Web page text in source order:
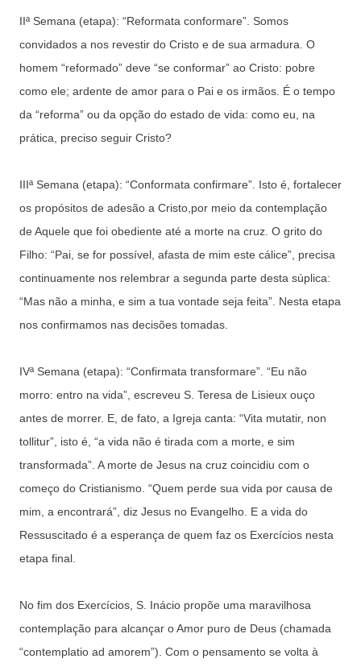
IIª Semana (etapa): “Reformata conformare”. Somos
convidados a nos revestir do Cristo e de sua armadura. O
homem “reformado” deve “se conformar” ao Cristo: pobre
como ele; ardente de amor para o Pai e os irmãos. É o tempo
da “reforma” ou da opção do estado de vida: como eu, na
prática, preciso seguir Cristo?
IIIª Semana (etapa): “Conformata confirmare”. Isto é, fortalecer
os propósitos de adesão a Cristo,por meio da contemplação
de Aquele que foi obediente até a morte na cruz. O grito do
Filho: “Pai, se for possível, afasta de mim este cálice”, precisa
continuamente nos relembrar a segunda parte desta súplica:
“Mas não a minha, e sim a tua vontade seja feita”. Nesta etapa
nos confirmamos nas decisões tomadas.
IVª Semana (etapa): “Confirmata transformare”. “Eu não
morro: entro na vida”, escreveu S. Teresa de Lisieux ouço
antes de morrer. E, de fato, a Igreja canta: “Vita mutatir, non
tollitur”, isto é, “a vida não é tirada com a morte, e sim
transformada”. A morte de Jesus na cruz coincidiu com o
começo do Cristianismo. “Quem perde sua vida por causa de
mim, a encontrará”, diz Jesus no Evangelho. E a vida do
Ressuscitado é a esperança de quem faz os Exercícios nesta
etapa final.
No fim dos Exercícios, S. Inácio propõe uma maravilhosa
contemplação para alcançar o Amor puro de Deus (chamada
“contemplatio ad amorem”). Com o pensamento se volta à